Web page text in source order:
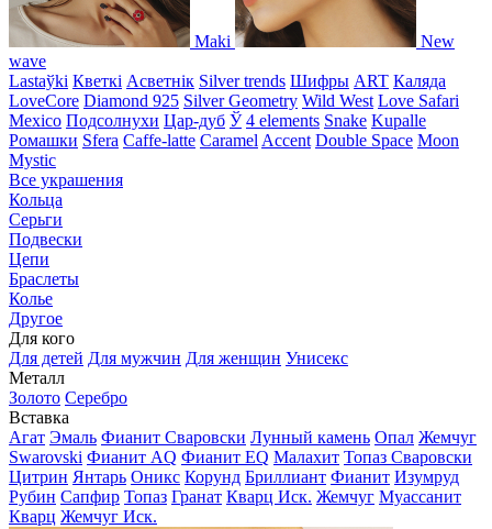
Maki
New
wave
Lastaўki Кветкі Асветнiк Silver trends Шифры ART Каляда
LoveCore Diamond 925 Silver Geometry Wild West Love Safari
Mexico Подсолнухи Цар-дуб Ў 4 elements Snake Kupalle
Ромашки Sfera Caffe-latte Caramel Accent Double Space Moon
Mystic
Все украшения
Кольца
Серьги
Подвески
Цепи
Браслеты
Колье
Другое
Для кого
Для детей Для мужчин Для женщин Унисекс
Металл
Золото Серебро
Вставка
Агат Эмаль Фианит Сваровски Лунный камень Опал Жемчуг
Swarovski Фианит AQ Фианит EQ Малахит Топаз Сваровски
Цитрин Янтарь Оникс Корунд Бриллиант Фианит Изумруд
Рубин Сапфир Топаз Гранат Кварц Иск. Жемчуг Муассанит
Кварц Жемчуг Иск.